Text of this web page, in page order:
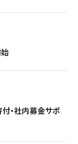
・社内募金サポ